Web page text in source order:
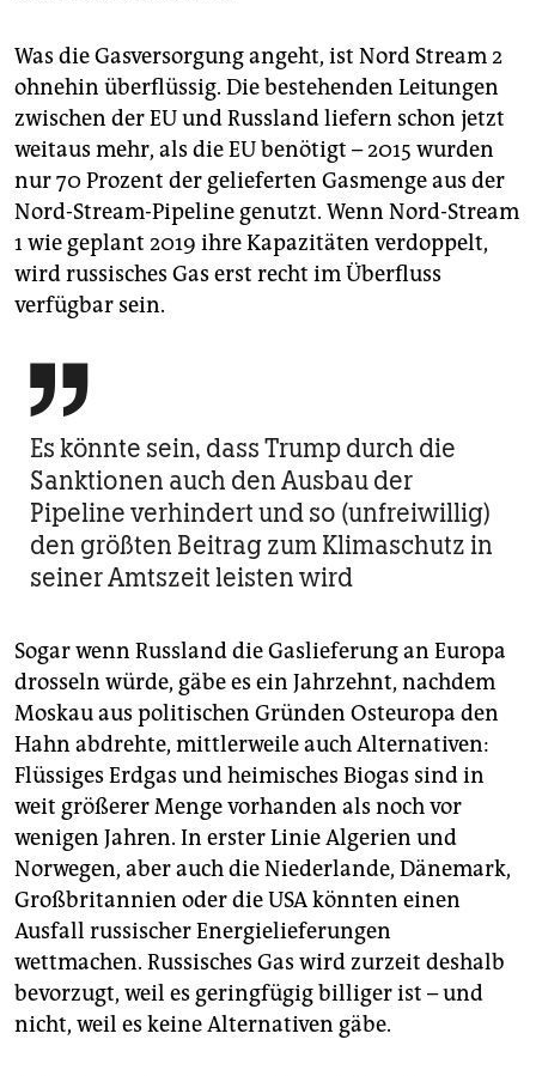
Was die Gasversorgung angeht, ist Nord Stream 2
ohnehin überflüssig. Die bestehenden Leitungen
zwischen der EU und Russland liefern schon jetzt
weitaus mehr, als die EU benötigt – 2015 wurden
nur 70 Prozent der gelieferten Gasmenge aus der
Nord-Stream-Pipeline genutzt. Wenn Nord-Stream
1 wie geplant 2019 ihre Kapazitäten verdoppelt,
wird russisches Gas erst recht im Überfluss
verfügbar sein.

Es könnte sein, dass Trump durch die
Sanktionen auch den Ausbau der
Pipeline verhindert und so (unfreiwillig)
den größten Beitrag zum Klimaschutz in
seiner Amtszeit leisten wird
Sogar wenn Russland die Gaslieferung an Europa
drosseln würde, gäbe es ein Jahrzehnt, nachdem
Moskau aus politischen Gründen Osteuropa den
Hahn abdrehte, mittlerweile auch Alternativen:
Flüssiges Erdgas und heimisches Biogas sind in
weit größerer Menge vorhanden als noch vor
wenigen Jahren. In erster Linie Algerien und
Norwegen, aber auch die Niederlande, Dänemark,
Großbritannien oder die USA könnten einen
Ausfall russischer Energielieferungen
wettmachen. Russisches Gas wird zurzeit deshalb
bevorzugt, weil es geringfügig billiger ist – und
nicht, weil es keine Alternativen gäbe.